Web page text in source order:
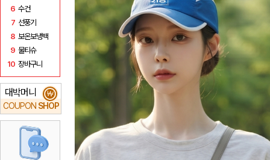
6 수건
7 선풍기
8 보온보냉백
9 물티슈
10 장바구니
대박머니
COUPON SHOP
₩